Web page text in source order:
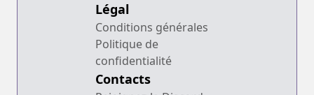
Légal
Conditions générales
Politique de
confidentialité
Contacts